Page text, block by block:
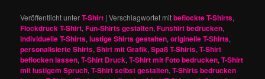
Veröffentlicht unterT-Shirt |Verschlagwortet mitbeflockte T-Shirts,
Flockdruck T-Shirt,Fun-Shirts gestalten,Funshirt bedrucken,
individuelle T-Shirts,lustige Shirts gestalten,originelle T-Shirts,
personalisierte Shirts,Shirt mit Grafik,Spaß T-Shirts,T-Shirt
beflocken lassen,T-Shirt Druck,T-Shirt mit Foto bedrucken,T-Shirt
mit lustigem Spruch,T-Shirt selbst gestalten,T-Shirts bedrucken